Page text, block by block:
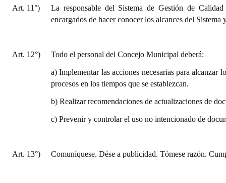
Art. 11°)
La responsable del Sistema de Gestión de
encargados de hacer conocer los alcances del
Art. 12°) Todo el personal del Concejo Municipal deberá:
a) Implementar las acciones necesarias para
procesos en los tiempos que se establezcan.
b) Realizar recomendaciones de actualizaciones de
c) Prevenir y controlar el uso no intencionado de
Art. 13°) Comuníquese. Dése a publicidad. Tómese razón.